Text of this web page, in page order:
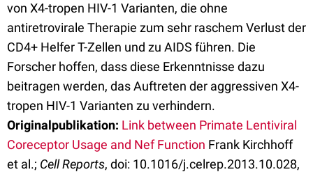
von X4-tropen HIV-1 Varianten, die ohne
antiretrovirale Therapie zum sehr raschem Verlust der
CD4+ Helfer T-Zellen und zu AIDS führen. Die
Forscher hoffen, dass diese Erkenntnisse dazu
beitragen werden, das Auftreten der aggressiven X4-
tropen HIV-1 Varianten zu verhindern.
Originalpublikation: Link between Primate Lentiviral
Coreceptor Usage and Nef Function Frank Kirchhoff
et al.; Cell Reports, doi: 10.1016/j.celrep.2013.10.028,